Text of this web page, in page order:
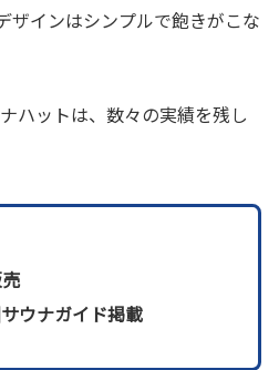
ザインはシンプルで飽きがこな
ハットは、数々の実績を残し
ウナガイド掲載